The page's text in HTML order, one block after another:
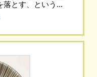
落とす、という...